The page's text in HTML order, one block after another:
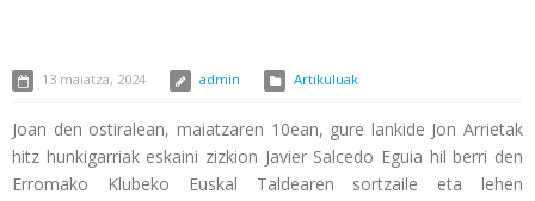
13 maiatza, 2024 admin Artikuluak
Joan den ostiralean, maiatzaren 10ean, gure lankide Jon Arrietak
hitz hunkigarriak eskaini zizkion Javier Salcedo Eguia hil berri den
Erromako Klubeko Euskal Taldearen sortzaile eta lehen